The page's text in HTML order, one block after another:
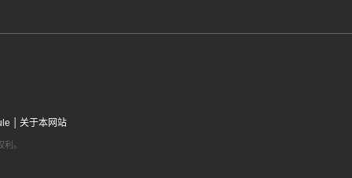
| 关于本网站
。